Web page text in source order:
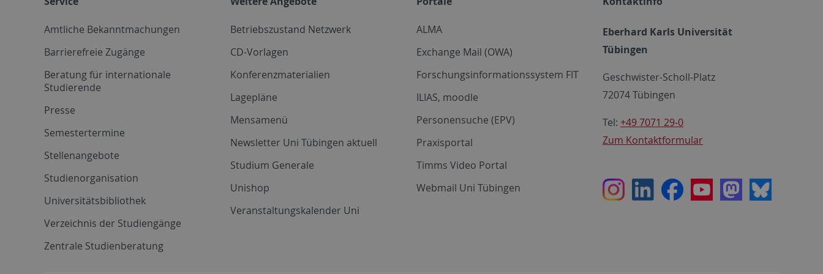
Amtliche Bekanntmachungen
Barrierefreie Zugänge
Beratung für internationale
Studierende
Presse
Semestertermine
Stellenangebote
Studienorganisation
Universitätsbibliothek
Verzeichnis der Studiengänge
Zentrale Studienberatung
Betriebszustand Netzwerk
CD-Vorlagen
Konferenzmaterialien
Lagepläne
Mensamenü
Newsletter Uni Tübingen aktuell
Studium Generale
Unishop
Veranstaltungskalender Uni
ALMA
Exchange Mail (OWA)
Forschungsinformationssystem FIT
ILIAS, moodle
Personensuche (EPV)
Praxisportal
Timms Video Portal
Webmail Uni Tübingen
Eberhard Karls Universität
Tübingen
Geschwister-Scholl-Platz
72074 Tübingen
Tel: +49 7071 29-0
Zum Kontaktformular
InstagramLinkedInFacebookYoutubeMastodon
Bluesky